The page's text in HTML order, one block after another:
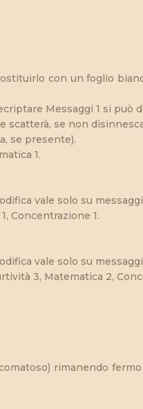
con un foglio
Messaggi 1 si può
se non
se presente).
1.
vale solo su
Concentrazione 1.
vale solo su
3, Matematica 2,
rimanendo